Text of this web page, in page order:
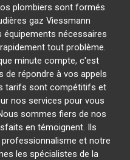
plombiers sont formés
gaz Viessmann
équipements nécessaires
tout problème.
minute compte, c'est
répondre à vos appels
tarifs sont compétitifs et
nos services pour vous
sommes fiers de nos
en témoignent. Ils
et notre
les spécialistes de la